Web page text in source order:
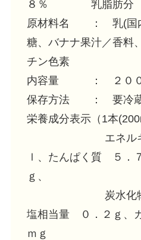
８％ 乳脂肪分
原材料名 ： 乳(国内
糖、バナナ果汁／香料
チン色素
内容量 ： ２０
保存方法 ： 要冷蔵
栄養成分表示（1本
エネルギー
ｌ、たんぱく質 ５．
ｇ、
炭水化物 １
塩相当量 ０．２ｇ、
ｍｇ